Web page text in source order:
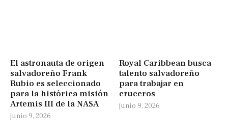
El astronauta de origen
salvadoreño Frank
Rubio es seleccionado
para la histórica misión
Artemis III de la NASA
junio 9, 2026
Royal Caribbean busca
talento salvadoreño
para trabajar en
cruceros
junio 9, 2026